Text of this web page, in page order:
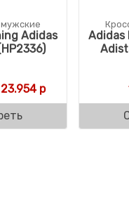
Adidas
Первоначальная цена
23.954рТекущая цена:
Adidas